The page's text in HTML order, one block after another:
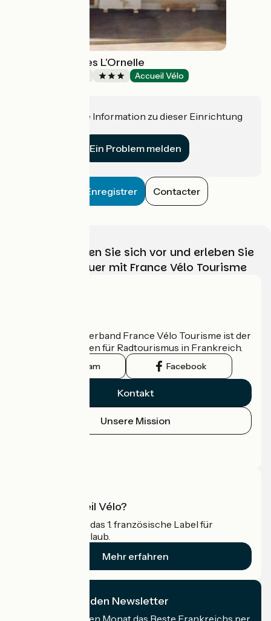
Chambre d'hôtes L'Ornelle
Accueil Vélo
Haben Sie eine Information zu dieser Einrichtung
Ein Problem melden
Enregistrer Contacter
Wählen, bereiten Sie sich vor und erleben Sie
Ihr Radabenteuer mit France Vélo Tourisme
Der nationale Verband France Vélo Tourisme ist der
offizielle Leitfaden für Radtourismus in Frankreich.
Instagram Facebook
Kontakt
Unsere Mission
Was ist Accueil Vélo?
Accueil Vélo ist das 1. französische Label für
Radfahrer im Urlaub.
Mehr erfahren
Ich abonniere den Newsletter